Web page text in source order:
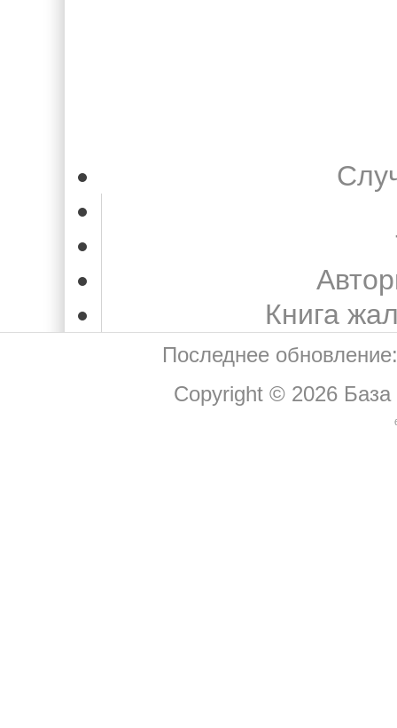
Книга
Последнее
Copyright © 2026 База